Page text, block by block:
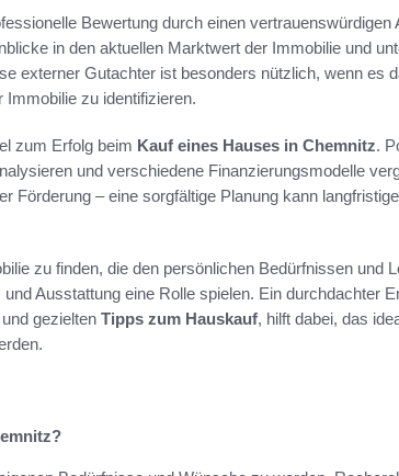
Bewertung durch einen vertrauenswürdigen
in den aktuellen Marktwert der Immobilie und
externer Gutachter ist besonders nützlich, wenn es
Immobilie zu identifizieren.
zum Erfolg beim Kauf eines Hauses in Chemnitz.
und verschiedene Finanzierungsmodelle
Förderung – eine sorgfältige Planung kann
zu finden, die den persönlichen Bedürfnissen und
Ausstattung eine Rolle spielen. Ein durchdachter
gezielten Tipps zum Hauskauf, hilft dabei, das